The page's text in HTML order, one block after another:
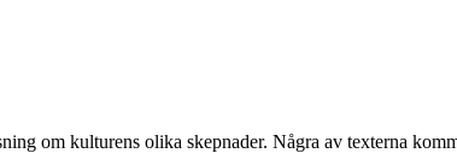
om kulturens olika skepnader. Några av texterna